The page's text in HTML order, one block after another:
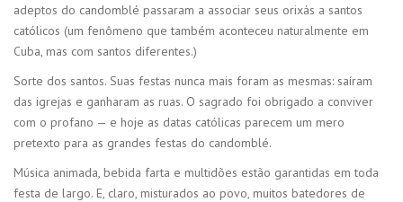
adeptos do candomblé passaram a associar seus orixás a santos
católicos (um fenômeno que também aconteceu naturalmente em
Cuba, mas com santos diferentes.)
Sorte dos santos. Suas festas nunca mais foram as mesmas: saíram
das igrejas e ganharam as ruas. O sagrado foi obrigado a conviver
com o profano — e hoje as datas católicas parecem um mero
pretexto para as grandes festas do candomblé.
Música animada, bebida farta e multidões estão garantidas em toda
festa de largo. E, claro, misturados ao povo, muitos batedores de